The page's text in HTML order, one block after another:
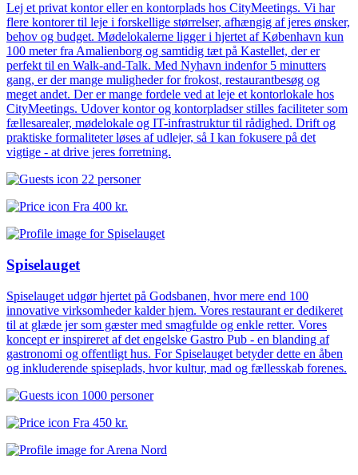
Lej et privat kontor eller en kontorplads hos CityMeetings. Vi har
flere kontorer til leje i forskellige størrelser, afhængig af jeres ønsker,
behov og budget. Mødelokalerne ligger i hjertet af København kun
100 meter fra Amalienborg og samtidig tæt på Kastellet, der er
perfekt til en Walk-and-Talk. Med Nyhavn indenfor 5 minutters
gang, er der mange muligheder for frokost, restaurantbesøg og
meget andet. Der er mange fordele ved at leje et kontorlokale hos
CityMeetings. Udover kontor og kontorpladser stilles faciliteter som
fællesarealer, mødelokale og IT-infrastruktur til rådighed. Drift og
praktiske formaliteter løses af udlejer, så I kan fokusere på det
vigtige - at drive jeres forretning.
22 personer
Fra 400 kr.
Spiselauget
Spiselauget udgør hjertet på Godsbanen, hvor mere end 100
innovative virksomheder kalder hjem. Vores restaurant er dedikeret
til at glæde jer som gæster med smagfulde og enkle retter. Vores
koncept er inspireret af det engelske Gastro Pub - en blanding af
gastronomi og offentligt hus. For Spiselauget betyder dette en åben
og inkluderende spiseplads, hvor kultur, mad og fællesskab forenes.
1000 personer
Fra 450 kr.